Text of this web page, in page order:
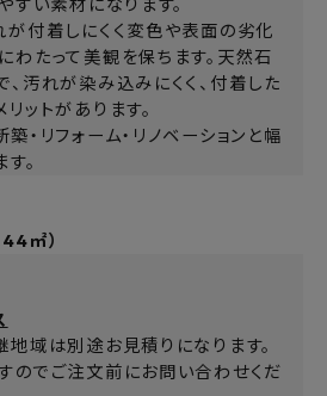
すい素材になります。
が付着しにくく変色や表面の劣化
わたって美観を保ちます。天然石
汚れが染み込みにくく、付着した
ットがあります。
・リフォーム・リノベーションと幅
。
㎡）
域は別途お見積りになります。
のでご注文前にお問い合わせくだ